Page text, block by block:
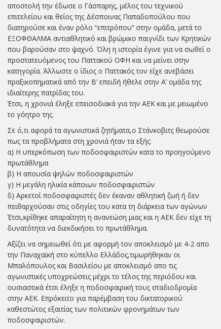
αποστολή την έδωσε ο Γάσπαρης, μέλος του τεχνικού
επιτελείου και θείος της Δέσποινας Παπαδοπούλου που
διατηρούσε και έναν ρόλο “επιτρόπου” στην ομάδα, μετά το
ΕΞΟΦΘΑΛΜΑ αντιαθλητικό και βρώμικο παιγνίδι των Κρητικών
που βαρούσαν στο ψαχνό. Όλη η ιστορία έγινε για να σωθεί ο
προστατευόμενος του Παττακού ΟΦΗ και να μείνει στην
κατηγορία. Άλλωστε ο ίδιος ο Παττακός τον είχε ανεβάσει
πραξικοπηματικά από την Β’ επειδή ήθελε στην Α’ ομάδα της
ιδιαίτερης πατρίδας του.
Έτσι, η χρονιά έληξε επεισοδιακά για την ΑΕΚ και με μειωμένο
το γόητρο της.
Σε ό,τι αφορά τα αγωνιστικά ζητήματα,ο Στάνκοβιτς θεωρούσε
πως τα προβλήματα στη χρονιά ήταν τα εξής:
α) Η υπερκόπωση των ποδοσφαιριστών κατα το προηγούμενο
πρωτάθλημα
β) Η απουσία ψηλών ποδοσφαιριστών
γ) Η μεγάλη ηλικία κάποιων ποδοσφαιριστών
δ) Αρκετοί ποδοσφαιριστές δεν έκαναν αθλητική ζωή ή δεν
πειθαρχούσαν στις οδηγίες του κατα τη διάρκεια των αγώνων
Έτσι,κρίθηκε απαραίτητη η ανανεώση μιας και η ΑΕΚ δεν είχε τη
δυνατότητα να διεκδικήσει το πρωτάθλημα.
Αξίζει να σημειωθεί ότι με αφορμή τον αποκλεισμό με 4-2 απο
την Παναχαϊκή στο κύπελλο Ελλάδος,τιμωρήθηκαν οι
Μπαλόπουλος και Βασιλείου με αποκλεισμό απο τις
αγωνιστικές υποχρεώσεις μέχρι το τέλος της περιόδου και
ουσιαστικά έτσι έληξε η ποδοσφαιρική τους σταδιοδρομία
στην ΑΕΚ. Επρόκειτο για παρέμβαση του δικτατορικού
καθεστώτος εξαιτίας των πολιτικών φρονημάτων των
ποδοσφαιριστών.